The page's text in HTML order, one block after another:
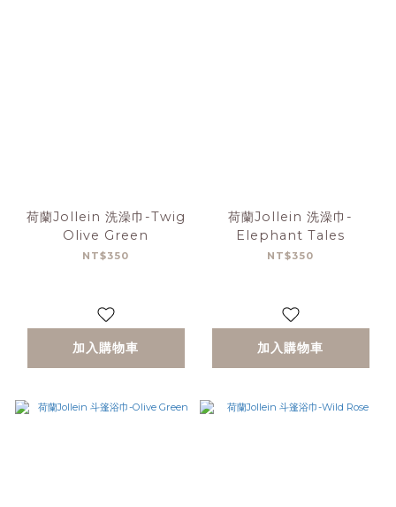
荷蘭Jollein 洗澡巾-Twig
Olive Green
NT$350
加入購物車
荷蘭Jollein 洗澡巾-
Elephant Tales
NT$350
加入購物車